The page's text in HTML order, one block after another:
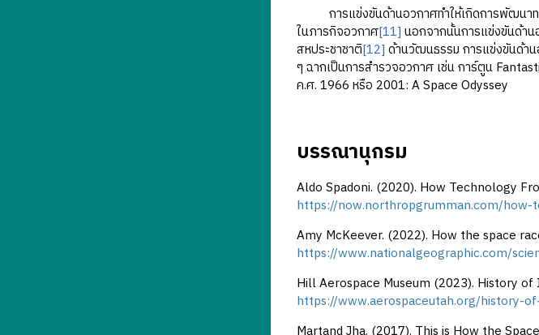
การแข่งขันด้านอวกาศทำให้เกิดการพัฒนา
ในภารกิจอวกาศ[11] นอกจากนั้นการแข่งขันด้า
สหประชาชาติ[12] ด้านวัฒนธรรม การแข่งขันด้า
ๆ ฉากเป็นการสำรวจอวกาศ เช่น การ์ตูน
ค.ศ. 1966 หรือ 2001: A Space Odyssey
บรรณานุกรม
Aldo Spadoni. (2020). How Technology
https://now.northropgrumman.com/
Amy McKeever. (2022). How the space
https://www.nationalgeographic.com/
Hill Aerospace Museum (2023). History
https://www.aerospaceutah.org/history-